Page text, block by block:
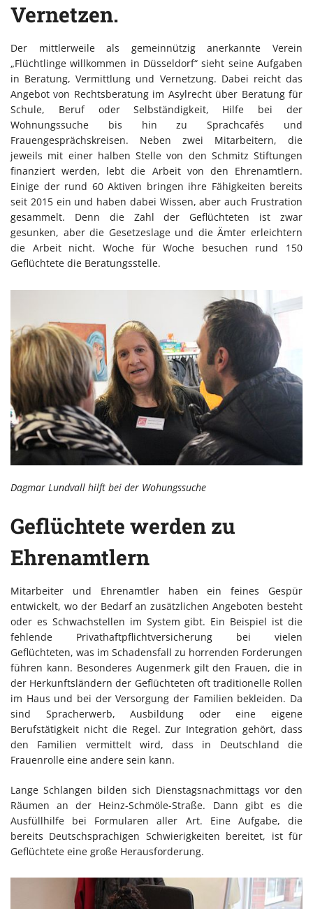
Vernetzen.
Der mittlerweile als gemeinnützig anerkannte Verein
„Flüchtlinge willkommen in Düsseldorf“ sieht seine Aufgaben
in Beratung, Vermittlung und Vernetzung. Dabei reicht das
Angebot von Rechtsberatung im Asylrecht über Beratung für
Schule, Beruf oder Selbständigkeit, Hilfe bei der
Wohnungssuche bis hin zu Sprachcafés und
Frauengesprächskreisen. Neben zwei Mitarbeitern, die
jeweils mit einer halben Stelle von den Schmitz Stiftungen
finanziert werden, lebt die Arbeit von den Ehrenamtlern.
Einige der rund 60 Aktiven bringen ihre Fähigkeiten bereits
seit 2015 ein und haben dabei Wissen, aber auch Frustration
gesammelt. Denn die Zahl der Geflüchteten ist zwar
gesunken, aber die Gesetzeslage und die Ämter erleichtern
die Arbeit nicht. Woche für Woche besuchen rund 150
Geflüchtete die Beratungsstelle.
Dagmar Lundvall hilft bei der Wohungssuche
Geflüchtete werden zu
Ehrenamtlern
Mitarbeiter und Ehrenamtler haben ein feines Gespür
entwickelt, wo der Bedarf an zusätzlichen Angeboten besteht
oder es Schwachstellen im System gibt. Ein Beispiel ist die
fehlende Privathaftpflichtversicherung bei vielen
Geflüchteten, was im Schadensfall zu horrenden Forderungen
führen kann. Besonderes Augenmerk gilt den Frauen, die in
der Herkunftsländern der Geflüchteten oft traditionelle Rollen
im Haus und bei der Versorgung der Familien bekleiden. Da
sind Spracherwerb, Ausbildung oder eine eigene
Berufstätigkeit nicht die Regel. Zur Integration gehört, dass
den Familien vermittelt wird, dass in Deutschland die
Frauenrolle eine andere sein kann.
Lange Schlangen bilden sich Dienstagsnachmittags vor den
Räumen an der Heinz-Schmöle-Straße. Dann gibt es die
Ausfüllhilfe bei Formularen aller Art. Eine Aufgabe, die
bereits Deutschsprachigen Schwierigkeiten bereitet, ist für
Geflüchtete eine große Herausforderung.